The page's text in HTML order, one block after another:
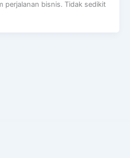
perjalanan bisnis. Tidak sedikit